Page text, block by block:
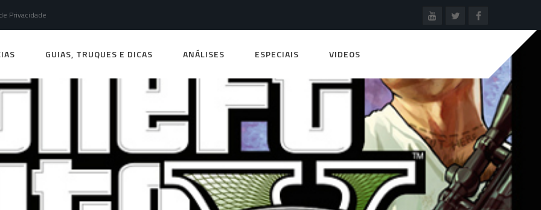
Privacidade
GUIAS, TRUQUES E DICAS ANÁLISES ESPECIAIS VIDEOS